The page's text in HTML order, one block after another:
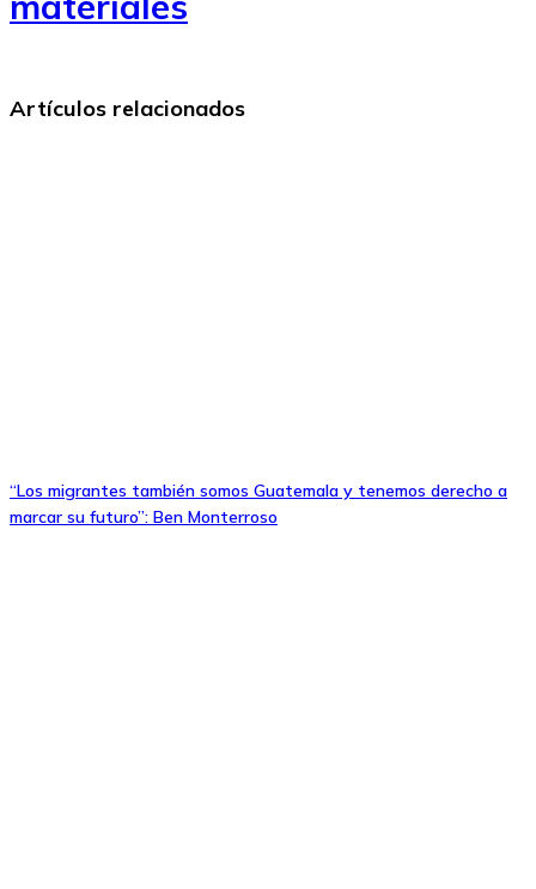
Artículos relacionados
“Los migrantes también somos Guatemala y tenemos derecho a
marcar su futuro”: Ben Monterroso